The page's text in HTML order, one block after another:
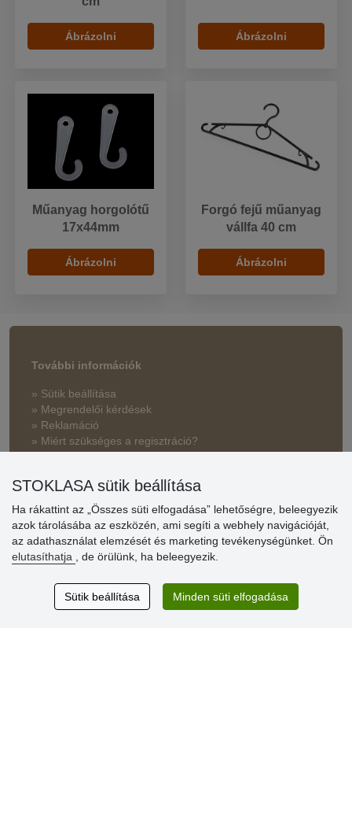
Ábrázolni Ábrázolni
Műanyag horgolótű
17x44mm
Ábrázolni
Forgó fejű műanyag
vállfa 40 cm
Ábrázolni
További információk
» Sütik beállítása
» Megrendelői kérdések
» Reklamáció
» Miért szükséges a regisztráció?
vásárlóinknak
» Súgó
Vásárlók
értékelése
STOKLASA sütik beállítása
Ha rákattint az „Összes süti elfogadása” lehetőségre, beleegyezik
azok tárolásába az eszközén, ami segíti a webhely navigációját,
az adathasználat elemzését és marketing tevékenységünket. Ön
elutasíthatja
, de örülünk, ha beleegyezik.
Sütik beállítása Minden süti elfogadása